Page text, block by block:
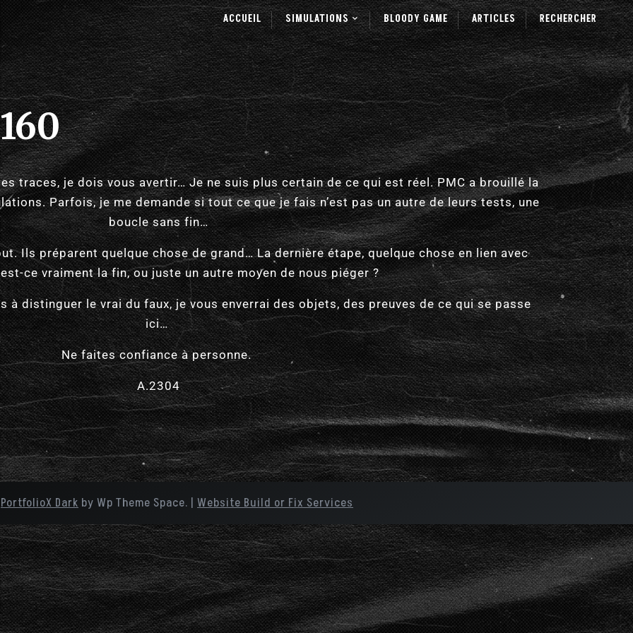
ACCUEIL SIMULATIONS BLOODY GAME ARTICLES RECHERCHER
traces, je dois vous avertir… Je ne suis plus certain de ce qui est réel. PMC a brouillé la
Parfois, je me demande si tout ce que je fais n’est pas un autre de leurs tests, une
boucle sans fin…
Ils préparent quelque chose de grand… La dernière étape, quelque chose en lien avec
ce vraiment la fin, ou juste un autre moyen de nous piéger ?
à distinguer le vrai du faux, je vous enverrai des objets, des preuves de ce qui se passe
ici…
Ne faites confiance à personne.
A.2304
PortfolioX Dark by Wp Theme Space. | Website Build or Fix Services